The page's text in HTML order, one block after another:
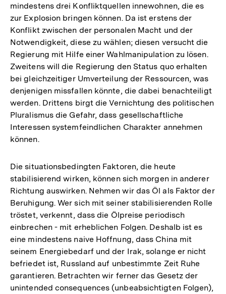
mindestens drei Konfliktquellen innewohnen, die es
zur Explosion bringen können. Da ist erstens der
Konflikt zwischen der personalen Macht und der
Notwendigkeit, diese zu wählen; diesen versucht die
Regierung mit Hilfe einer Wahlmanipulation zu lösen.
Zweitens will die Regierung den Status quo erhalten
bei gleichzeitiger Umverteilung der Ressourcen, was
denjenigen missfallen könnte, die dabei benachteiligt
werden. Drittens birgt die Vernichtung des politischen
Pluralismus die Gefahr, dass gesellschaftliche
Interessen systemfeindlichen Charakter annehmen
können.
Die situationsbedingten Faktoren, die heute
stabilisierend wirken, können sich morgen in anderer
Richtung auswirken. Nehmen wir das Öl als Faktor der
Beruhigung. Wer sich mit seiner stabilisierenden Rolle
tröstet, verkennt, dass die Ölpreise periodisch
einbrechen - mit erheblichen Folgen. Deshalb ist es
eine mindestens naive Hoffnung, dass China mit
seinem Energiebedarf und der Irak, solange er nicht
befriedet ist, Russland auf unbestimmte Zeit Ruhe
garantieren. Betrachten wir ferner das Gesetz der
unintended consequences (unbeabsichtigten Folgen),